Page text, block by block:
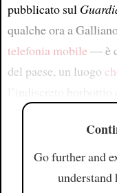
pubblicato sul
qualche ora a
telefonia mobile — è
del paese, un luogo
Go further and